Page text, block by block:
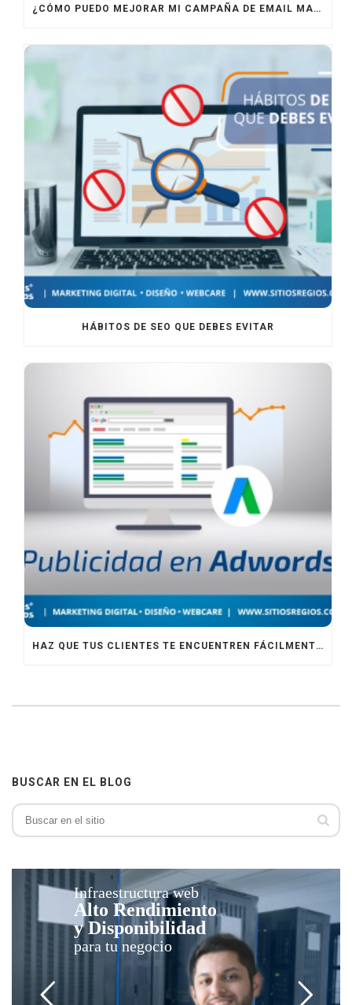
¿CÓMO PUEDO MEJORAR MI CAMPAÑA DE EMAIL MARKETING?
HÁBITOS DE SEO QUE DEBES EVITAR
HAZ QUE TUS CLIENTES TE ENCUENTREN FÁCILMENTE CON GOOGLE ADWORDS
BUSCAR EN EL BLOG
Infraestructura web
Alto Rendimiento
y Disponibilidad
para tu negocio